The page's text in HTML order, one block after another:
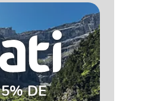
5% DE